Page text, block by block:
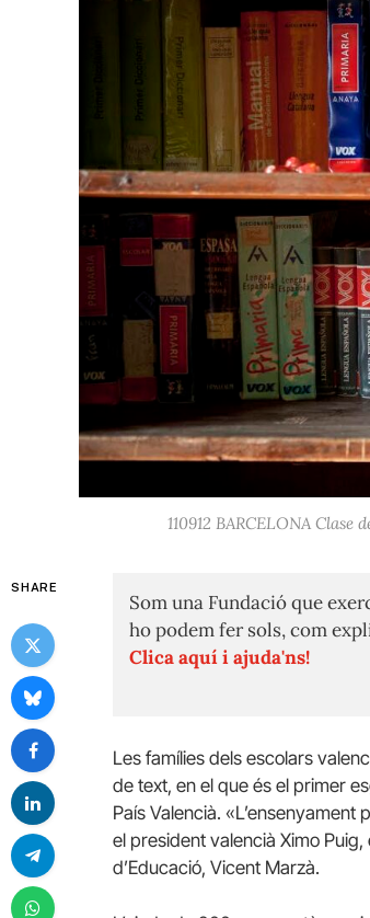
110912 BARCELONA
SHARE
Som una Fundació que
ho podem fer sols, com
Clica aquí i ajuda'ns!
Les famílies dels escolars
de text, en el que és el primer
País Valencià.
el president valencià Ximo
d’Educació, Vicent Marzà.